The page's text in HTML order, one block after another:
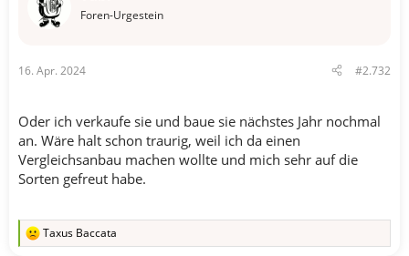
Foren-Urgestein
16. Apr. 2024 #2.732
Oder ich verkaufe sie und baue sie nächstes Jahr nochmal
an. Wäre halt schon traurig, weil ich da einen
Vergleichsanbau machen wollte und mich sehr auf die
Sorten gefreut habe.
R
Taxus Baccata